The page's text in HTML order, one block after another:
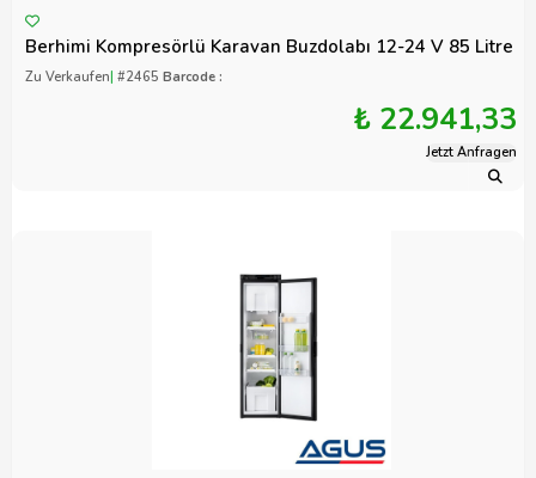
Berhimi Kompresörlü Karavan Buzdolabı 12-24 V 85 Litre
Zu Verkaufen| #2465 Barcode :
₺ 22.941,33
Jetzt Anfragen